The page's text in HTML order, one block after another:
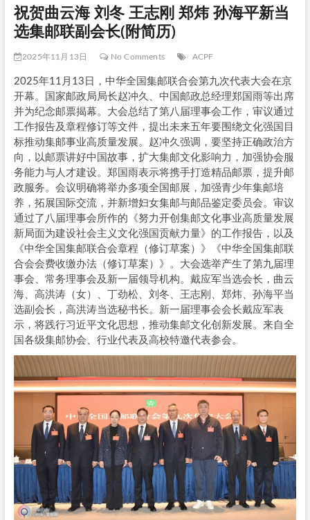
祝贺曲云海 刘冬 王志刚 郑炜 孙海平新当
选集邮联副会长(附简历)
2025年11月13日 No Comments ACPF
2025年11月13日，中华全国集邮联合会第九次代表大会在京
开幕。国家邮政局局长赵冲久、中国邮政总经理郑国雨等出席
并为纪念邮票揭幕。大会总结了第八届理事会工作，审议通过
工作报告及章程修订等文件，提出未来五年要围绕文化强国目
标推动集邮事业高质量发展。赵冲久强调，要坚持正确政治方
向，以邮票讲好中国故事，扩大集邮文化影响力，加强协会服
务能力与人才建设。郑国雨表示将携手打造精品邮票，提升邮
政服务。会议明确将举办多项全国邮展，加强青少年集邮培
养，拓展国际交流，并新增妇女集邮与邮品鉴定委员会。审议
通过了八届理事会所作的《努力开创集邮文化事业高质量发展
新局面为建设社会主义文化强国贡献力量》的工作报告，以及
《中华全国集邮联合会章程（修订草案）》《中华全国集邮联
合会会费收缴办法（修订草案）》。大会选举产生了第九届理
事会、常务理事会及新一届领导机构。戴应军当选会长，曲云
海、高洪涛（女）、丁劲松、刘冬、王志刚、郑炜、孙海平当
选副会长，高洪涛当选秘书长。新一届理事会会长戴应军表
示，将践行习近平文化思想，推动集邮文化创新发展。来自全
国各级集邮协会、行业代表及高校特邀代表参会。